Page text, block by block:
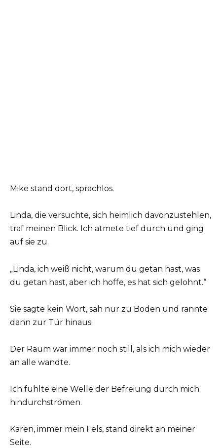
Mike stand dort, sprachlos.
Linda, die versuchte, sich heimlich davonzustehlen,
traf meinen Blick. Ich atmete tief durch und ging
auf sie zu.
„Linda, ich weiß nicht, warum du getan hast, was
du getan hast, aber ich hoffe, es hat sich gelohnt.“
Sie sagte kein Wort, sah nur zu Boden und rannte
dann zur Tür hinaus.
Der Raum war immer noch still, als ich mich wieder
an alle wandte.
Ich fühlte eine Welle der Befreiung durch mich
hindurchströmen.
Karen, immer mein Fels, stand direkt an meiner
Seite.